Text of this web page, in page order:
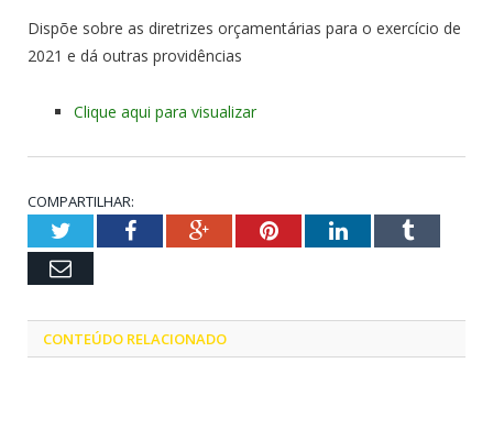
Dispõe sobre as diretrizes orçamentárias para o exercício de
2021 e dá outras providências
Clique aqui para visualizar
COMPARTILHAR:
TwitterFacebookGoogle+PinterestLinkedInTumblr
Email
CONTEÚDO RELACIONADO